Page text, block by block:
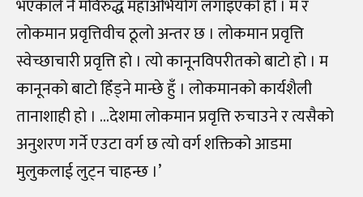
भएकाले नै मविरुद्ध महाअभियोग लगाइएको हो । म र
लोकमान प्रवृत्तिवीच ठूलो अन्तर छ । लोकमान प्रवृत्ति
स्वेच्छाचारी प्रवृत्ति हो । त्यो कानूनविपरीतको बाटो हो । म
कानूनको बाटो हिँड्ने मान्छे हुँ । लोकमानको कार्यशैली
तानाशाही हो । …देशमा लोकमान प्रवृत्ति रुचाउने र त्यसैको
अनुशरण गर्ने एउटा वर्ग छ त्यो वर्ग शक्तिको आडमा
मुलुकलाई लुट्न चाहन्छ ।’